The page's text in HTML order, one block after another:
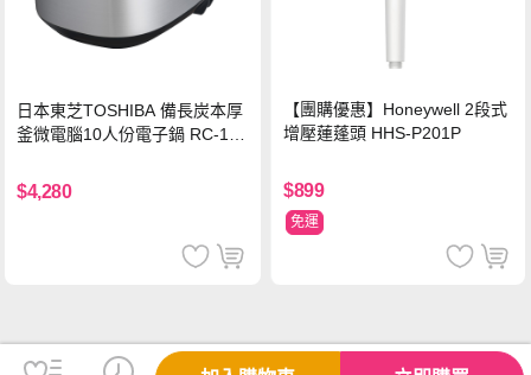
日本東芝TOSHIBA 備長炭本厚
釜微電腦10人份電子鍋 RC-18
$4,280
【團購優惠】Honeywell 2段式
增壓蓮蓬頭 HHS-P201P
$899
免運